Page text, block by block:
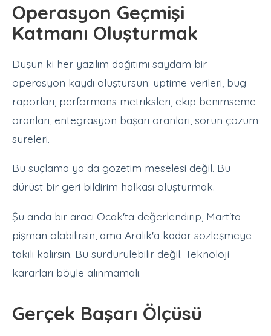
Operasyon Geçmişi
Katmanı Oluşturmak
Düşün ki her yazılım dağıtımı saydam bir
operasyon kaydı oluştursun: uptime verileri, bug
raporları, performans metriksleri, ekip benimseme
oranları, entegrasyon başarı oranları, sorun çözüm
süreleri.
Bu suçlama ya da gözetim meselesi değil. Bu
dürüst bir geri bildirim halkası oluşturmak.
Şu anda bir aracı Ocak'ta değerlendirip, Mart'ta
pişman olabilirsin, ama Aralık'a kadar sözleşmeye
takılı kalırsın. Bu sürdürülebilir değil. Teknoloji
kararları böyle alınmamalı.
Gerçek Başarı Ölçüsü